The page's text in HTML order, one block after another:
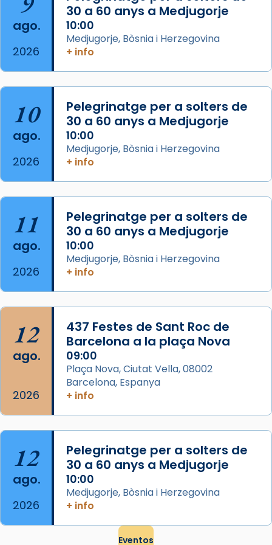
Josep Omella, ha presidit la missa i l’ha
concelebrat el bisbe auxiliar de Barcelona,
Mons. David Abadías.
📸 Dr. G. Simón
Foto
Arquebisbat de Barcelona
2 weeks ago
Memòria de les santes Juliana i
Acompanyant la història de sant Cugat, a
partir de l’Edat Mitjana sorgeix la tradició
que les santes Juliana (“relatiu a Júlia”) i
Semproniana (“relatiu a Semprònia =
eterna”) són deixebles seves. I l’any 1667, el
frare Joan Gaspar Roig, afirma en una obra
que les santes són filles de l’antiga Iluro.
Mataró en reivindicarà les relíq
Foto
View on Facebook · Share
ago.
2026
30 a 60 anys a Medjugorje
10:00
Medjugorje, Bòsnia i Herzegovina
+ info
10
ago.
2026
Pelegrinatge per a solters de
30 a 60 anys a Medjugorje
10:00
Medjugorje, Bòsnia i Herzegovina
+ info
11
ago.
2026
Pelegrinatge per a solters de
30 a 60 anys a Medjugorje
10:00
Medjugorje, Bòsnia i Herzegovina
+ info
12
ago.
2026
437 Festes de Sant Roc de
Barcelona a la plaça Nova
09:00
Plaça Nova, Ciutat Vella, 08002
Barcelona, Espanya
+ info
12
ago.
2026
Pelegrinatge per a solters de
30 a 60 anys a Medjugorje
10:00
Medjugorje, Bòsnia i Herzegovina
+ info
Eventos